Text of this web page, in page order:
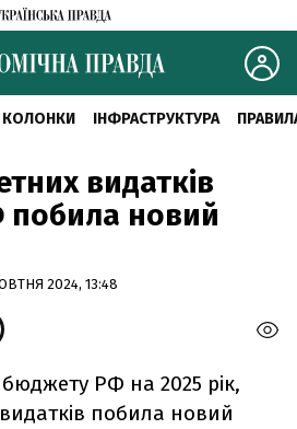
КОЛОНКИ ІНФРАСТРУКТУРА
видатків
новий
2024, 13:48
РФ на 2025 рік,
побила новий